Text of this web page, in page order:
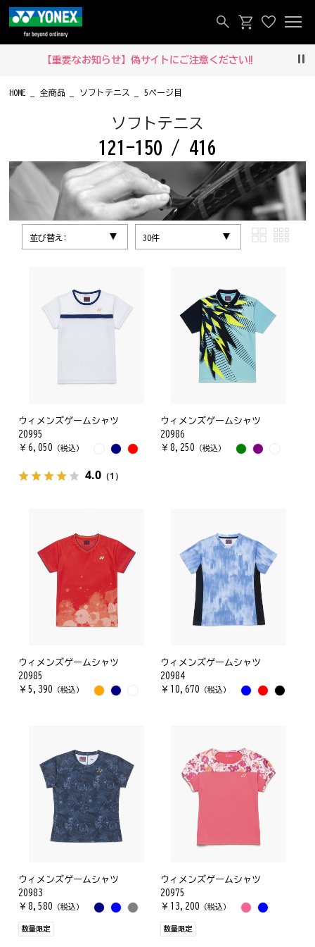
【重要なお知らせ】偽サイトにご注意ください‼
HOME 全商品 ソフトテニス 5ページ目
ソフトテニス
121-150 / 416
並び替え: 30件
ウィメンズゲームシャツ
20995
￥ 6,050 （税込）
4.0 （1）
ウィメンズゲームシャツ
20986
￥ 8,250 （税込）
ウィメンズゲームシャツ
20985
￥ 5,390 （税込）
ウィメンズゲームシャツ
20984
￥ 10,670 （税込）
ウィメンズゲームシャツ
20983
￥ 8,580 （税込）
数量限定
ウィメンズゲームシャツ
20975
￥ 13,200 （税込）
数量限定